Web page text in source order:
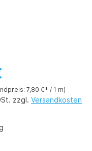
7,80 €* / 1 m)
zzgl. Versandkosten